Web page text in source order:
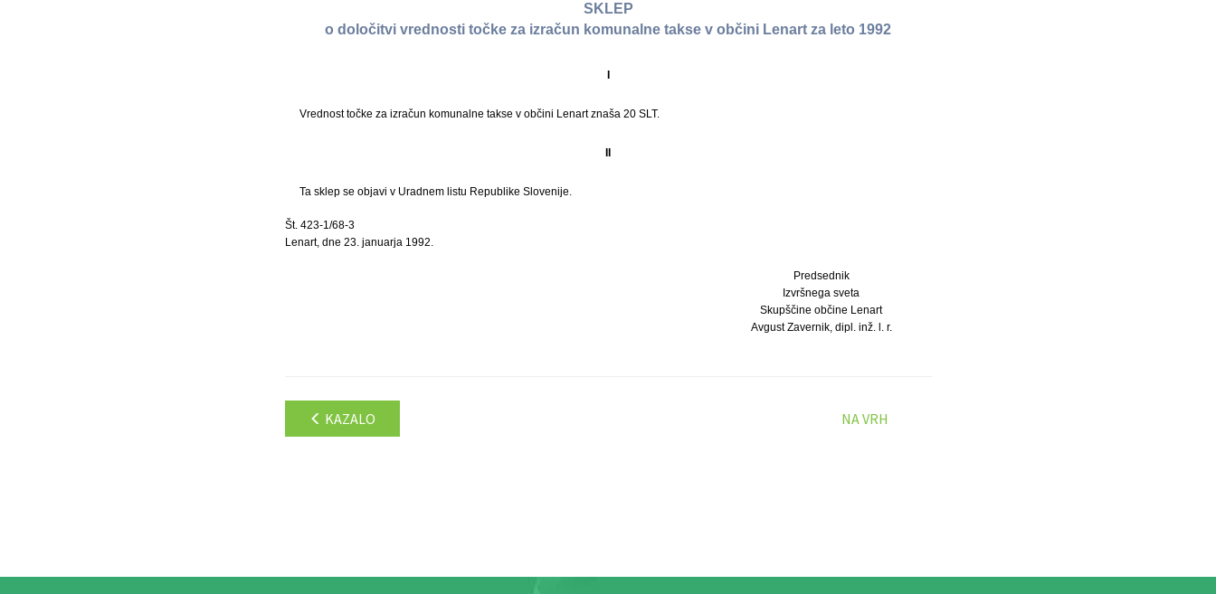
SKLEP
o določitvi vrednosti točke za izračun komunalne takse v občini Lenart za leto 1992
I
Vrednost točke za izračun komunalne takse v občini Lenart znaša 20 SLT.
II
Ta sklep se objavi v Uradnem listu Republike Slovenije.
Št. 423-1/68-3
Lenart, dne 23. januarja 1992.
Predsednik
Izvršnega sveta
Skupščine občine Lenart
Avgust Zavernik, dipl. inž. l. r.
KAZALO NA VRH